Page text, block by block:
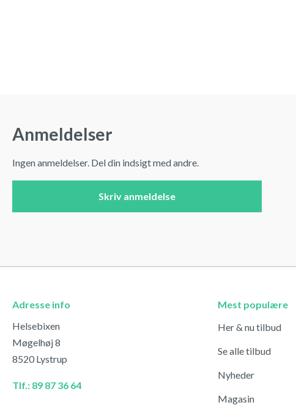
Anmeldelser
Ingen anmeldelser. Del din indsigt med andre.
Skriv anmeldelse
Adresse info
Helsebixen
Møgelhøj 8
8520 Lystrup
Tlf.: 89 87 36 64
Mest populære
Her & nu tilbud
Se alle tilbud
Nyheder
Magasin